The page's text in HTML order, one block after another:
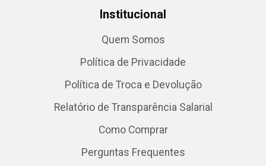
Institucional
Quem Somos
Política de Privacidade
Política de Troca e Devolução
Relatório de Transparência Salarial
Como Comprar
Perguntas Frequentes